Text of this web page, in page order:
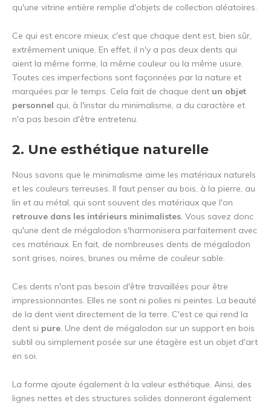
qu'une vitrine entière remplie d'objets de collection aléatoires.
Ce qui est encore mieux, c'est que chaque dent est, bien sûr,
extrêmement unique. En effet, il n'y a pas deux dents qui
aient la même forme, la même couleur ou la même usure.
Toutes ces imperfections sont façonnées par la nature et
marquées par le temps. Cela fait de chaque dent un objet
personnel qui, à l'instar du minimalisme, a du caractère et
n'a pas besoin d'être entretenu.
2. Une esthétique naturelle
Nous savons que le minimalisme aime les matériaux naturels
et les couleurs terreuses. Il faut penser au bois, à la pierre, au
lin et au métal, qui sont souvent des matériaux que l'on
retrouve dans les intérieurs minimalistes. Vous savez donc
qu'une dent de mégalodon s'harmonisera parfaitement avec
ces matériaux. En fait, de nombreuses dents de mégalodon
sont grises, noires, brunes ou même de couleur sable.
Ces dents n'ont pas besoin d'être travaillées pour être
impressionnantes. Elles ne sont ni polies ni peintes. La beauté
de la dent vient directement de la terre. C'est ce qui rend la
dent si pure. Une dent de mégalodon sur un support en bois
subtil ou simplement posée sur une étagère est un objet d'art
en soi.
La forme ajoute également à la valeur esthétique. Ainsi, des
lignes nettes et des structures solides donneront également